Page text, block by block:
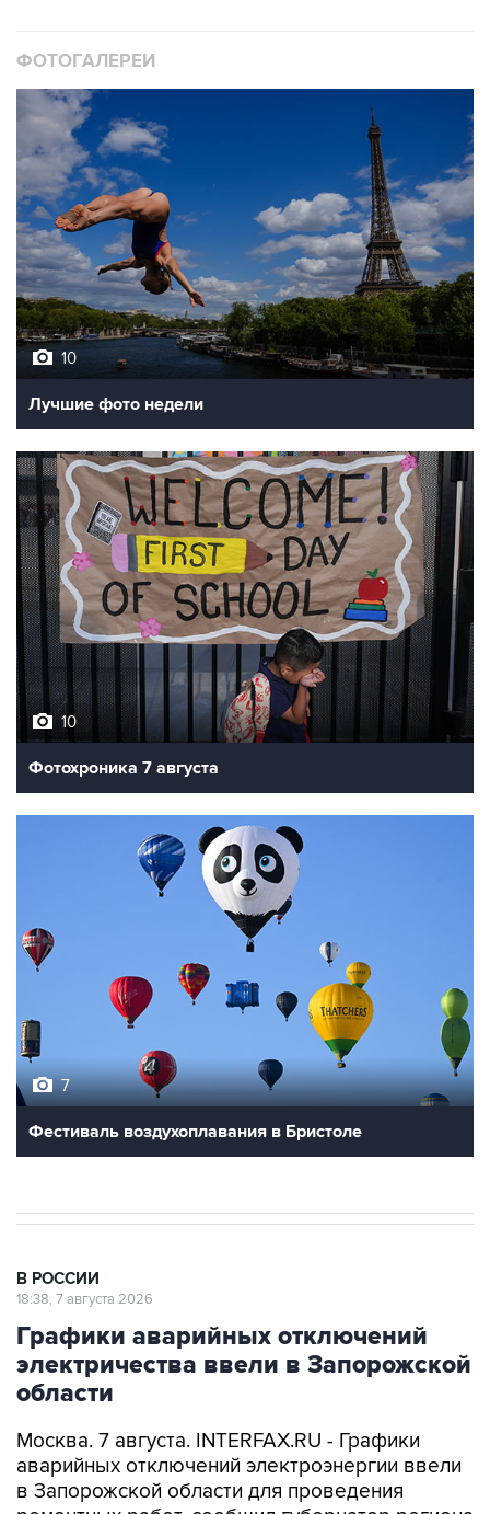
ФОТОГАЛЕРЕИ
10
Лучшие фото недели
10
Фотохроника 7 августа
7
Фестиваль воздухоплавания в Бристоле
В РОССИИ
18:38, 7 августа 2026
Графики аварийных отключений
электричества ввели в Запорожской
области
Москва. 7 августа. INTERFAX.RU - Графики
аварийных отключений электроэнергии ввели
в Запорожской области для проведения